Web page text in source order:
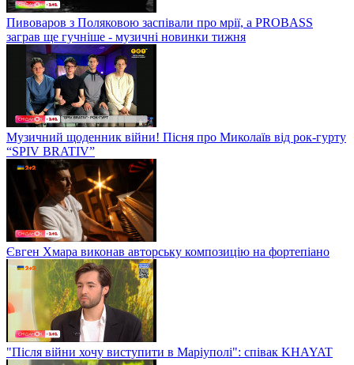
Пивоваров з Поляковою заспівали про мрії, а PROBASS
заграв ще гучніше - музичні новинки тижня
Музичний щоденник війни! Пісня про Миколаїв від рок-гурту
“SPIV BRATIV”
Євген Хмара виконав авторську композицію на фортепіано
"Після війни хочу виступити в Маріуполі": співак KHAYAT